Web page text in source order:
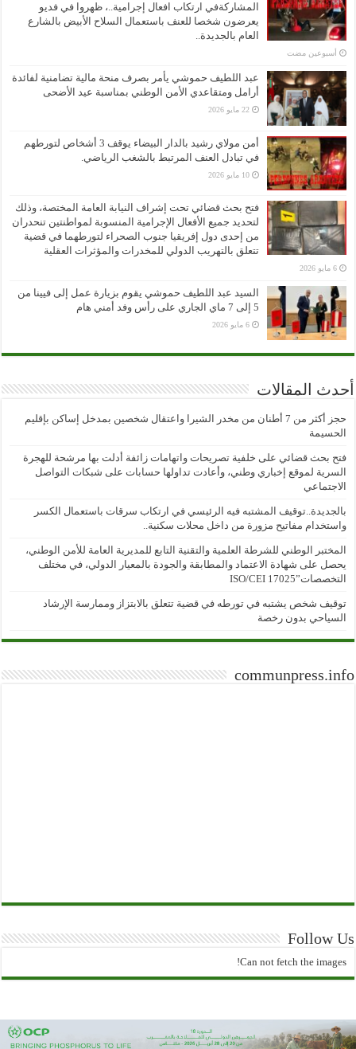
المشاركةفي ارتكاب افعال إجرامية..، ظهروا في فديو
يعرضون شخصا للعنف باستعمال السلاح الأبيض بالشارع
العام بالجديدة..
‏أسبوعين مضت
عبد اللطيف حموشي يأمر بصرف منحة مالية تضامنية لفائدة
أرامل ومتقاعدي الأمن الوطني بمناسبة عيد الأضحى
22 مايو 2026
أمن مولاي رشيد بالدار البيضاء يوقف 3 أشخاص لتورطهم
في تبادل العنف المرتبط بالشغب الرياضي.
10 مايو 2026
فتح بحث قضائي تحت إشراف النيابة العامة المختصة، وذلك
لتحديد جميع الأفعال الإجرامية المنسوبة لمواطنتين تنحدران
من إحدى دول إفريقيا جنوب الصحراء لتورطهما في قضية
تتعلق بالتهريب الدولي للمخدرات والمؤثرات العقلية
6 مايو 2026
السيد عبد اللطيف حموشي يقوم بزيارة عمل إلى فيينا من
5 إلى 7 ماي الجاري على رأس وفد أمني هام
6 مايو 2026
أحدث المقالات
حجز أكثر من 7 أطنان من مخدر الشيرا واعتقال شخصين بمدخل إساكن بإقليم
الحسيمة
فتح بحث قضائي على خلفية تصريحات واتهامات زائفة أدلت بها مرشحة للهجرة
السرية لموقع إخباري وطني، وأعادت تداولها حسابات على شبكات التواصل
الاجتماعي
بالجديدة..توقيف المشتبه فيه الرئيسي في ارتكاب سرقات باستعمال الكسر
واستخدام مفاتيح مزورة من داخل محلات سكنية..
المختبر الوطني للشرطة العلمية والتقنية التابع للمديرية العامة للأمن الوطني،
يحصل على شهادة الاعتماد والمطابقة والجودة بالمعيار الدولي، في مختلف
التخصصات”ISO/CEI 17025
توقيف شخص يشتبه في تورطه في قضية تتعلق بالابتزاز وممارسة الإرشاد
السياحي بدون رخصة
communpress.info
Follow Us
Can not fetch the images!